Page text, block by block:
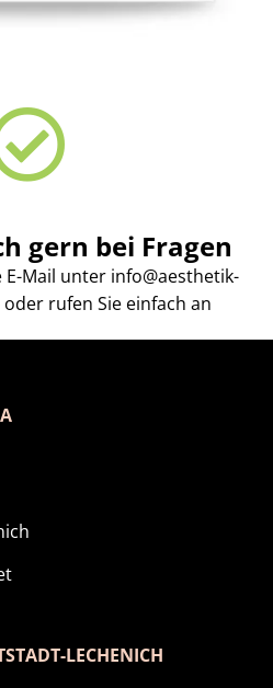
gern bei Fragen
Mail unter info@aesthetik-
rufen Sie einfach an
LECHENICH